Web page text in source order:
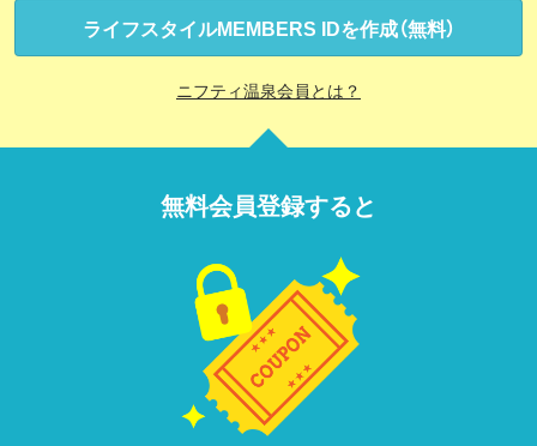
ライフスタイルMEMBERS IDを作成（無料）
ニフティ温泉会員とは？
無料会員登録すると